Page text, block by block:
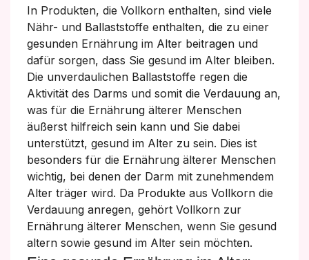
In Produkten, die Vollkorn enthalten, sind viele
Nähr- und Ballaststoffe enthalten, die zu einer
gesunden Ernährung im Alter beitragen und
dafür sorgen, dass Sie gesund im Alter bleiben.
Die unverdaulichen Ballaststoffe regen die
Aktivität des Darms und somit die Verdauung an,
was für die Ernährung älterer Menschen
äußerst hilfreich sein kann und Sie dabei
unterstützt, gesund im Alter zu sein. Dies ist
besonders für die Ernährung älterer Menschen
wichtig, bei denen der Darm mit zunehmendem
Alter träger wird. Da Produkte aus Vollkorn die
Verdauung anregen, gehört Vollkorn zur
Ernährung älterer Menschen, wenn Sie gesund
altern sowie gesund im Alter sein möchten.